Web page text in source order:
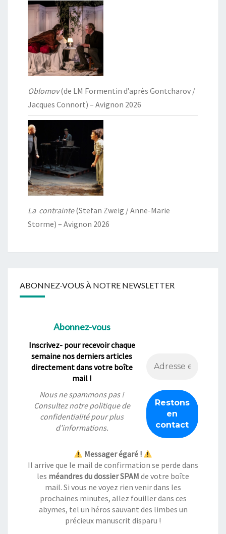
Oblomov(de LM Formentin d’après Gontcharov /
Jacques Connort) – Avignon 2026
La contrainte(Stefan Zweig / Anne-Marie
Storme) – Avignon 2026
ABONNEZ-VOUS À NOTRE NEWSLETTER
Abonnez-vous
Inscrivez- pour recevoir chaque
semaine nos derniers articles
directement dans votre boîte
mail !
Nous ne spammons pas !
Consultez notrepolitique de
confidentialitépour plus
d’informations.
Messager égaré !
Il arrive que le mail de confirmation se perde dans
les méandres du dossier SPAM de votre boîte
mail. Si vous ne voyez rien venir dans les
prochaines minutes, allez fouiller dans ces
abymes, tel un héros sauvant des limbes un
précieux manuscrit disparu !